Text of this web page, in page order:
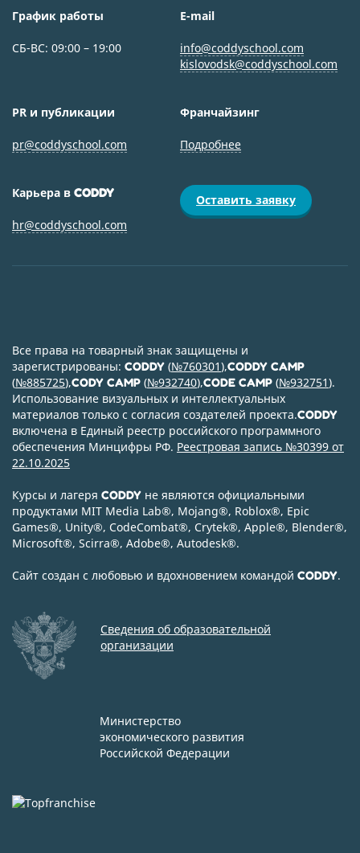
График работы
СБ-ВС: 09:00 – 19:00
E-mail
info@coddyschool.com
kislovodsk@coddyschool.com
PR и публикации
pr@coddyschool.com
Франчайзинг
Подробнее
Карьера в CODDY
hr@coddyschool.com
Оставить заявку
Все права на товарный знак защищены и
зарегистрированы: CODDY (№760301),CODDY CAMP
(№885725),CODY CAMP (№932740),CODE CAMP (№932751).
Использование визуальных и интеллектуальных
материалов только с согласия создателей проекта.CODDY
включена в Единый реестр российского программного
обеспечения Минцифры РФ. Реестровая запись №30399 от
22.10.2025
Курсы и лагеря CODDY не являются официальными
продуктами MIT Media Lab®, Mojang®, Roblox®, Epic
Games®, Unity®, CodeСombat®, Crytek®, Apple®, Blender®,
Microsoft®, Scirra®, Adobe®, Autodesk®.
Сайт создан с любовью и вдохновением командой CODDY.
Сведения об образовательной
организации
Министерство
экономического развития
Российской Федерации